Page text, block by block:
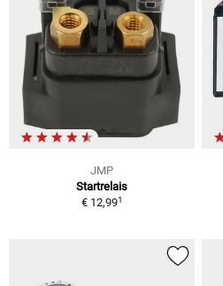
JMP
Startrelais
€ 12,991